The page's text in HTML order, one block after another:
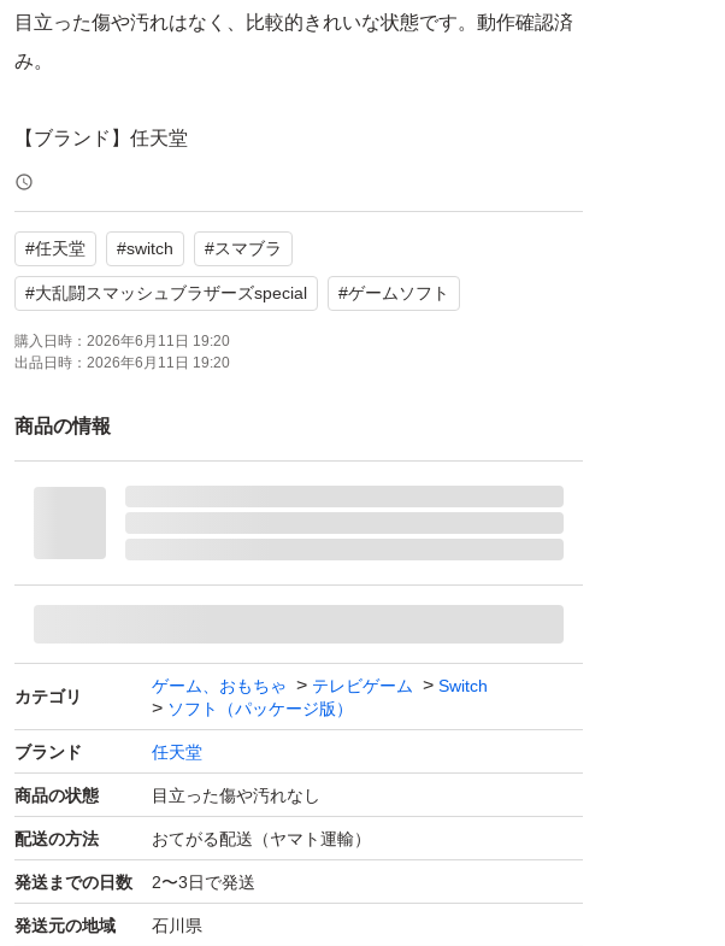
目立った傷や汚れはなく、比較的きれいな状態です。動作確認済
み。
【ブランド】任天堂
【対応機種】Nintendo Switch
【ジャンル】アクション
よろしくお願いいたします。
【Switch】大乱闘スマッシュブラザーズ SPECIAL [通常版]
ソフトウェア対象年齢：全年齢対象
オンライン：オンライン対応
プレイモード：TVモード対応 テーブルモード対応 携帯モード対
amiibo対応：amiibo対応
携帯モードプレイ人数：1.0 人
#任天堂 #switch #スマブラ
#大乱闘スマッシュブラザーズspecial #ゲームソフト
購入日時： 2026年6月11日 19:20
出品日時： 2026年6月11日 19:20
商品の情報
カテゴリ
ゲーム、おもちゃ テレビゲーム
Switch
ソフト（パッケージ版）
ブランド 任天堂
商品の状態 目立った傷や汚れなし
配送の方法 おてがる配送（ヤマト運輸）
発送までの日数 2〜3日で発送
発送元の地域 石川県